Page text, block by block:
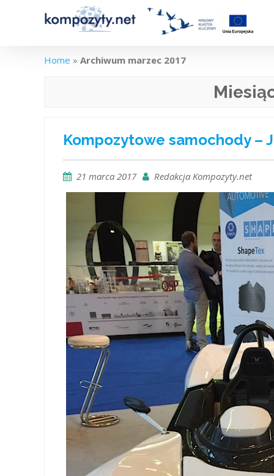
Home » Archiwum marzec 2017
Kompozytowe samochody –
21 marca 2017 Redakcja Kompozyty.net